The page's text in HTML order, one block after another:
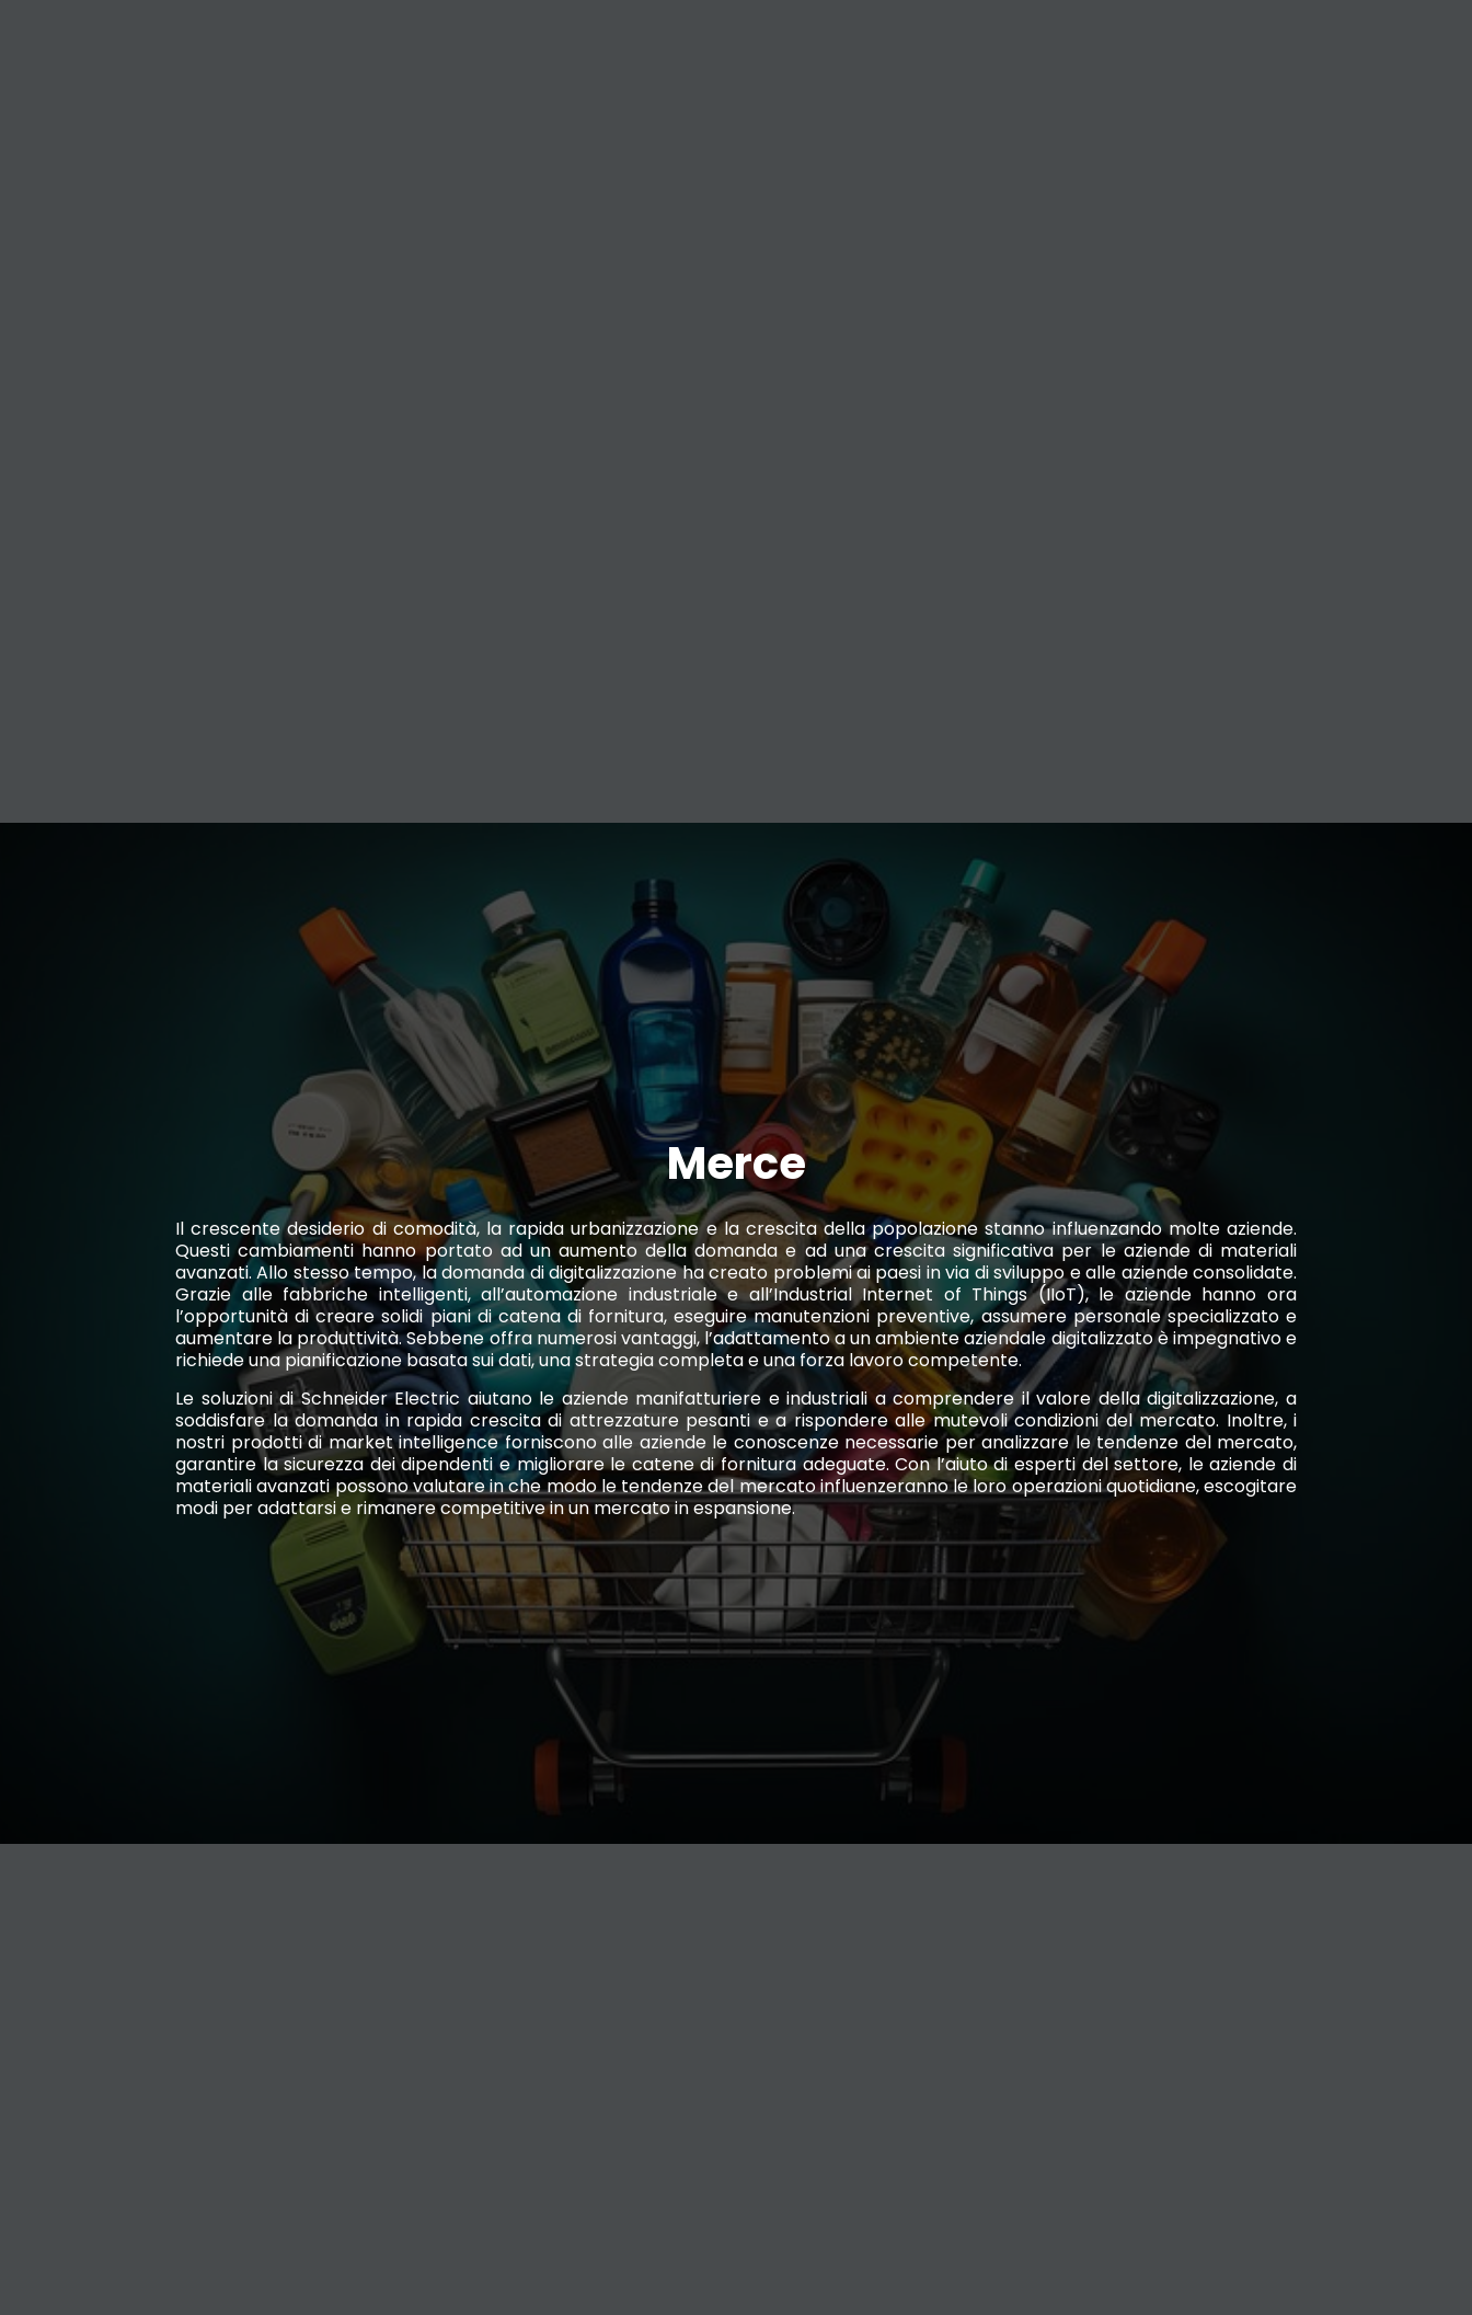
Merce
Il crescente desiderio di comodità, la rapida urbanizzazione e la crescita della popolazione stanno influenzando molte aziende.
Questi cambiamenti hanno portato ad un aumento della domanda e ad una crescita significativa per le aziende di materiali
avanzati. Allo stesso tempo, la domanda di digitalizzazione ha creato problemi ai paesi in via di sviluppo e alle aziende consolidate.
Grazie alle fabbriche intelligenti, all’automazione industriale e all’Industrial Internet of Things (IIoT), le aziende hanno ora
l’opportunità di creare solidi piani di catena di fornitura, eseguire manutenzioni preventive, assumere personale specializzato e
aumentare la produttività. Sebbene offra numerosi vantaggi, l’adattamento a un ambiente aziendale digitalizzato è impegnativo e
richiede una pianificazione basata sui dati, una strategia completa e una forza lavoro competente.
Le soluzioni di Schneider Electric aiutano le aziende manifatturiere e industriali a comprendere il valore della digitalizzazione, a
soddisfare la domanda in rapida crescita di attrezzature pesanti e a rispondere alle mutevoli condizioni del mercato. Inoltre, i
nostri prodotti di market intelligence forniscono alle aziende le conoscenze necessarie per analizzare le tendenze del mercato,
garantire la sicurezza dei dipendenti e migliorare le catene di fornitura adeguate. Con l’aiuto di esperti del settore, le aziende di
materiali avanzati possono valutare in che modo le tendenze del mercato influenzeranno le loro operazioni quotidiane, escogitare
modi per adattarsi e rimanere competitive in un mercato in espansione.